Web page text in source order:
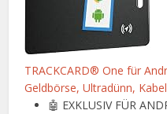
TRACKCARD® One für
Geldbörse, Ultradünn,
🤖 EXKLUSIV FÜR